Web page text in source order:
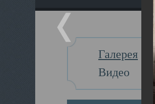
Галерея
Видео